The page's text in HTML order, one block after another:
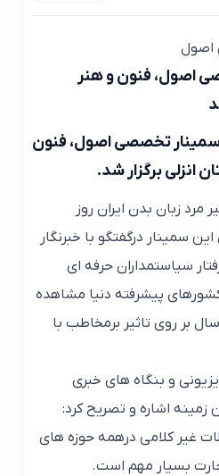
فنون و هنر
تخصصی اصول، فنون
برگزار شد.
زبان بدن ایران روز
درگفتگو با خبرنگار
سیاستمداران حرفه ای
پیشرفته دنیا مشاهده
روی تاثیر برمخاطب با
و بنگاه های خبری
اشاره و تصریح کرد:
کلامی درهمه حوزه های
بسیار مهم است.